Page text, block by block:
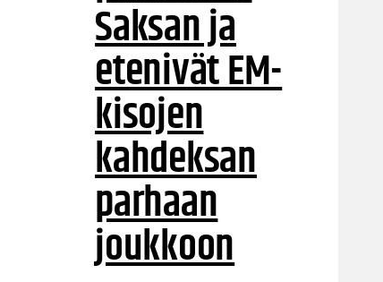
Saksan ja
etenivät EM-
kisojen
kahdeksan
parhaan
joukkoon